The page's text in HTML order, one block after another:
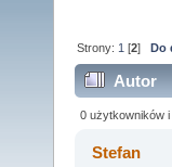
Strony: 1 [2]Do
Autor
0 użytkowników
Stefan